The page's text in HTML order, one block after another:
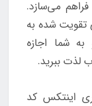
می‌سازد.
تقویت شده به
شما اجازه
لذت ببرید.
ساخته فریمی 5 متری اینتکس کد